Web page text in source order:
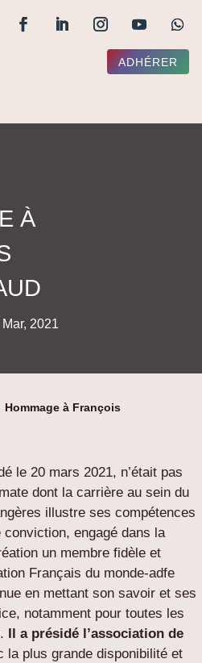
ADHÉRER
À
Mar, 2021
Hommage à François
le 20 mars 2021, n’était pas
dont la carrière au sein du
illustre ses compétences
engagé dans la
un membre fidèle et
Français du monde-adfe
en mettant son savoir et ses
notamment pour toutes les
Il a présidé l’association de
la plus grande disponibilité et